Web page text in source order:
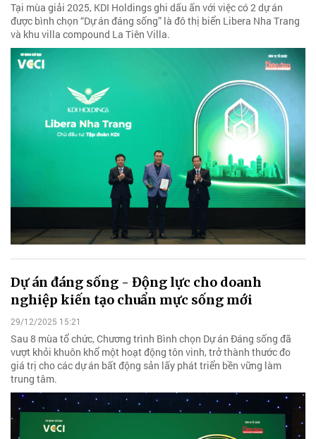
Tại mùa giải 2025, KDI Holdings ghi dấu ấn với việc có 2 dự án
được bình chọn “Dự án đáng sống” là đô thị biển Libera Nha Trang
và khu villa compound La Tiên Villa.
Dự án đáng sống - Động lực cho doanh
nghiệp kiến tạo chuẩn mực sống mới
29/12/2025 15:21
Sau 8 mùa tổ chức, Chương trình Bình chọn Dự án Đáng sống đã
vượt khỏi khuôn khổ một hoạt động tôn vinh, trở thành thước đo
giá trị cho các dự án bất động sản lấy phát triển bền vững làm
trung tâm.